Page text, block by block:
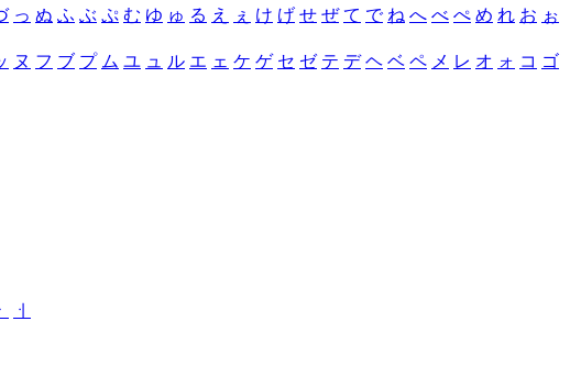
っ ぬ ふ ぶ ぷ む ゆ ゅ る え ぇ け げ せ ぜ て で ね へ べ ぺ め れ お ぉ
ヌ フ ブ プ ム ユ ュ ル エ ェ ケ ゲ セ ゼ テ デ ヘ ベ ペ メ レ オ ォ コ ゴ
ㆍ
ㆎ